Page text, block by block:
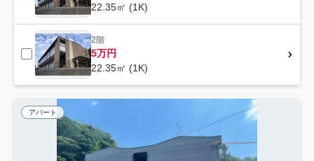
22.35㎡ (1K)
2階
5万円
22.35㎡ (1K)
アパート